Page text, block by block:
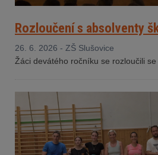
Rozloučení s absolventy
26. 6. 2026 - ZŠ Slušovice
Žáci devátého ročníku se rozloučili se